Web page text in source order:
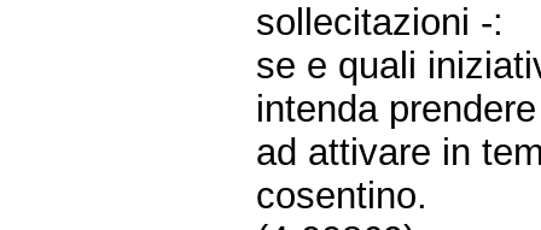
sollecitazioni -:
se e quali
intenda
ad attivare in
cosentino.